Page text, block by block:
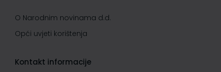
O Narodnim novinama d.d.
Opći uvjeti korištenja
Kontakt informacije